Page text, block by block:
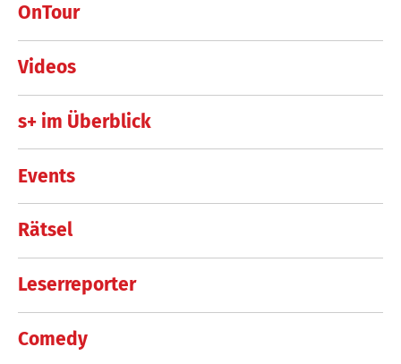
OnTour
Videos
s+ im Überblick
Events
Rätsel
Leserreporter
Comedy